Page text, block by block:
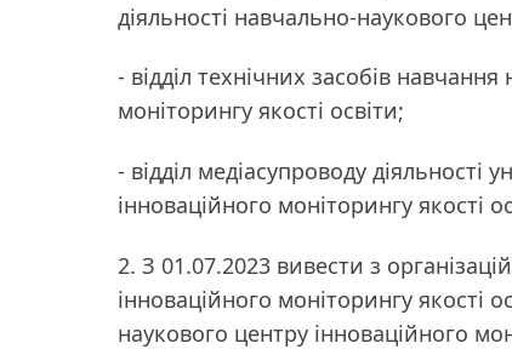
діяльності навчально-наукового
- відділ технічних засобів
моніторингу якості освіти;
- відділ медіасупроводу діяльності
інноваційного моніторингу якості
2. З 01.07.2023 вивести з
інноваційного моніторингу якості
наукового центру інноваційного